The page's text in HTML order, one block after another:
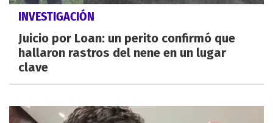
INVESTIGACIÓN
Juicio por Loan: un perito confirmó que
hallaron rastros del nene en un lugar
clave